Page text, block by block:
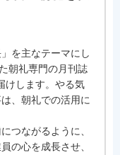
を主なテーマにし
朝礼専門の月刊誌
けします。やる気
、朝礼での活用に
つながるように、
の心を成長させ、